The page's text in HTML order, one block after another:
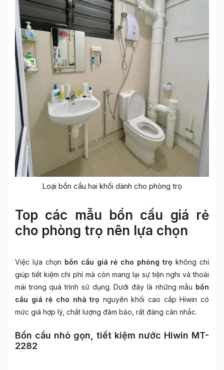
Loại bồn cầu hai khối dành cho phòng trọ
Top các mẫu bồn cầu giá rẻ
cho phòng trọ nên lựa chọn
Việc lựa chọn bồn cầu giá rẻ cho phòng trọ không chỉ
giúp tiết kiệm chi phí mà còn mang lại sự tiện nghi và thoải
mái trong quá trình sử dụng. Dưới đây là những mẫu bồn
cầu giá rẻ cho nhà trọ nguyên khối cao cấp Hiwin có
mức giá hợp lý, chất lượng đảm bảo, rất đáng cân nhắc.
Bồn cầu nhỏ gọn, tiết kiệm nước Hiwin MT-
2282